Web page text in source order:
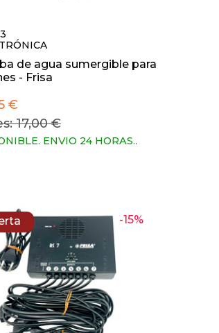
de agua sumergible para
- Frisa
€
17,00 €
ENVIO 24 HORAS..
-15%